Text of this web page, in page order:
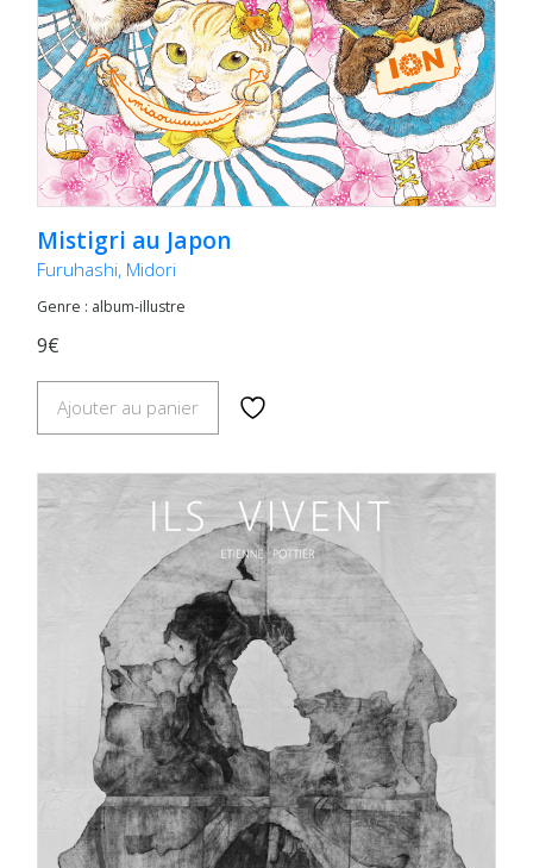
Mistigri au Japon
Furuhashi, Midori
Genre : album-illustre
9€
Ajouter au panier